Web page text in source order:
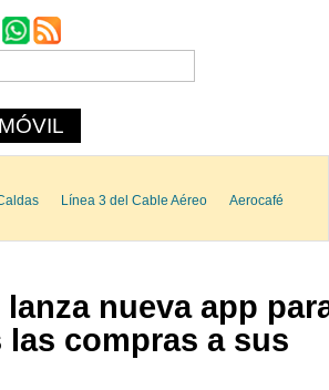
Línea 3 del Cable Aéreo
Aerocafé
lanza nueva app
compras a sus